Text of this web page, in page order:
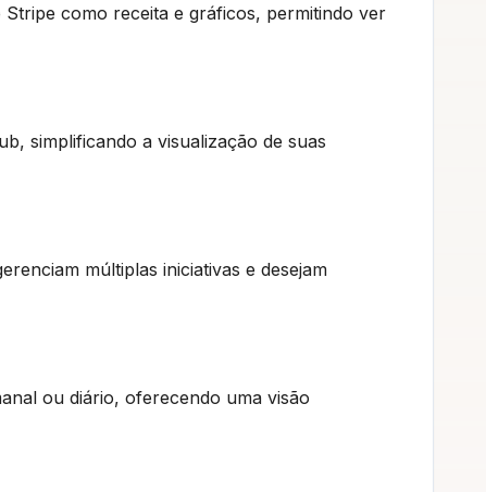
como receita e gráficos, permitindo ver
simplificando a visualização de suas
múltiplas iniciativas e desejam
ou diário, oferecendo uma visão